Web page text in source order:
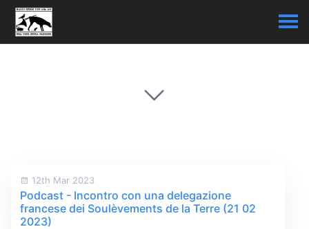
12th Mar 2023
Podcast - Incontro con una delegazione
francese dei Soulèvements de la Terre (21 02
2023)